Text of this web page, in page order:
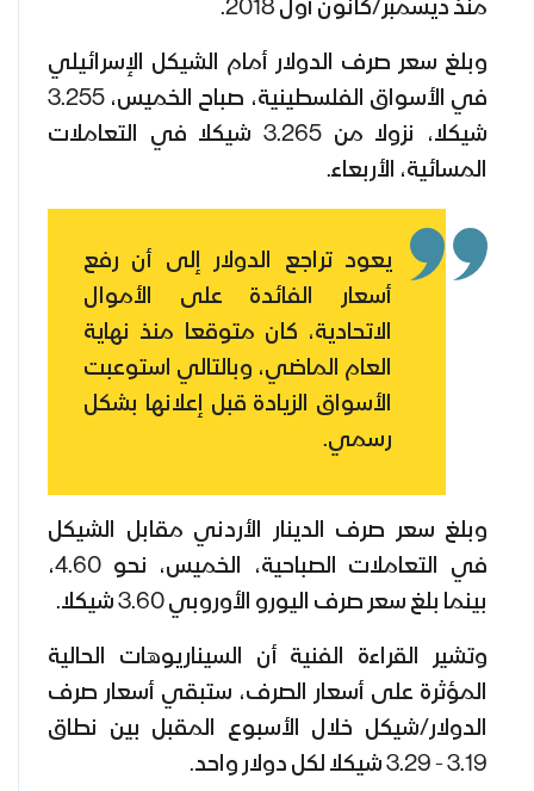
منذ ديسمبر/كانون أول 2018.
وبلغ سعر صرف الدولار أمام الشيكل الإسرائيلي
في الأسواق الفلسطينية، صباح الخميس، 3.255
شيكلا، نزولا من 3.265 شيكلا في التعاملات
المسائية، الأربعاء.
يعود تراجع الدولار إلى أن رفع
أسعار الفائدة على الأموال
الاتحادية، كان متوقعا منذ نهاية
العام الماضي، وبالتالي استوعبت
الأسواق الزيادة قبل إعلانها بشكل
رسمي.
وبلغ سعر صرف الدينار الأردني مقابل الشيكل
في التعاملات الصباحية، الخميس، نحو 4.60،
بينما بلغ سعر صرف اليورو الأوروبي 3.60 شيكلا.
وتشير القراءة الفنية أن السيناريوهات الحالية
المؤثرة على أسعار الصرف، ستبقي أسعار صرف
الدولار/شيكل خلال الأسبوع المقبل بين نطاق
3.19 - 3.29 شيكلا لكل دولار واحد.